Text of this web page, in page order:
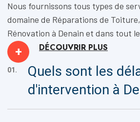
Nous fournissons tous types de
domaine de Réparations de
Rénovation à Denain et dans tout
+ DÉCOUVRIR PLUS
01.
Quels sont les
d'intervention à